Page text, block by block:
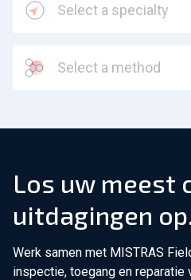
Select a specialty
Select a method
Los uw meest
uitdagingen
Werk samen met MISTRAS
inspectie, toegang en reparatie